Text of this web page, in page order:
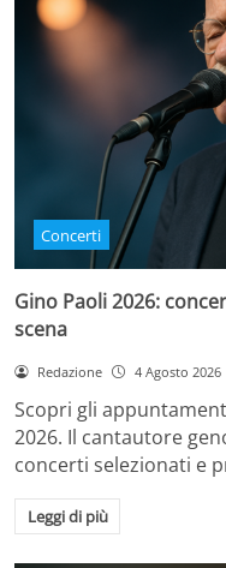
Concerti
Gino Paoli 2026:
scena
Redazione 4 Agosto 2026
Scopri gli
2026. Il cantautore
concerti selezionati e
Leggi di più